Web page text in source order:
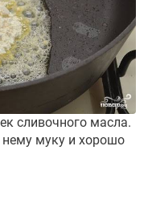
сливочного масла.
нему муку и хорошо